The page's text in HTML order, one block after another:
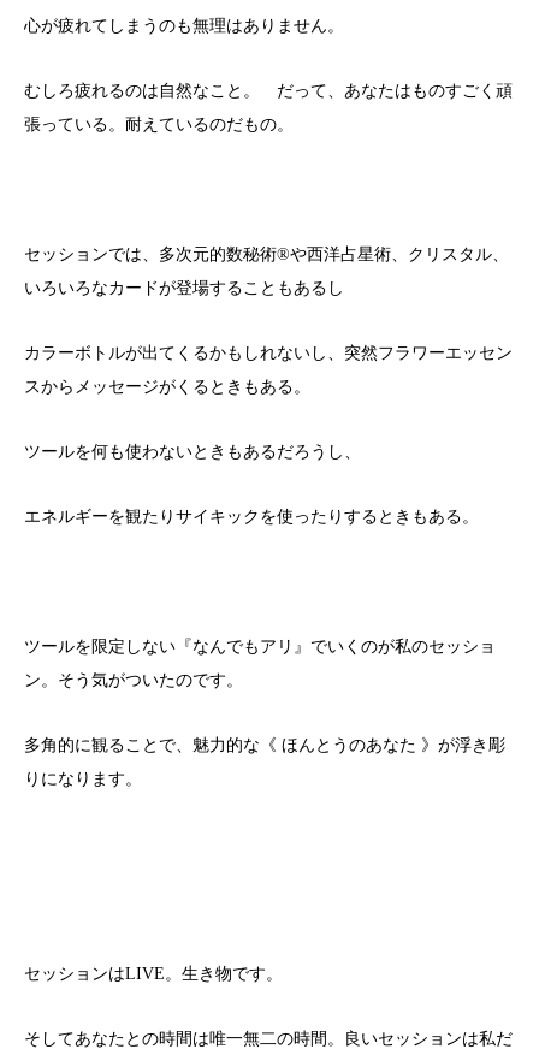
心が疲れてしまうのも無理はありません。
むしろ疲れるのは自然なこと。 だって、あなたはものすごく頑
張っている。耐えているのだもの。
セッションでは、多次元的数秘術®︎や西洋占星術、クリスタル、
いろいろなカードが登場することもあるし
カラーボトルが出てくるかもしれないし、突然フラワーエッセン
スからメッセージがくるときもある。
ツールを何も使わないときもあるだろうし、
エネルギーを観たりサイキックを使ったりするときもある。
ツールを限定しない『なんでもアリ』でいくのが私のセッショ
ン。そう気がついたのです。
多角的に観ることで、魅力的な《 ほんとうのあなた 》が浮き彫
りになります。
セッションはLIVE。生き物です。
そしてあなたとの時間は唯一無二の時間。良いセッションは私だ